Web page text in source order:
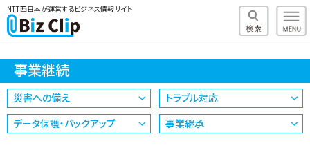
NTT西日本が運営するビジネス情報サイト
事業継続
災害への備え
トラブル対応
データ保護・バックアップ
事業継承